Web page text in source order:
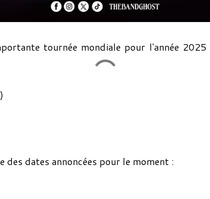
tournée mondiale pour l'année
des dates annoncées pour le moment :